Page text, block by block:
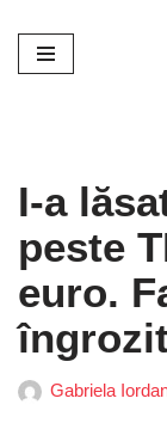
Sari
I-a
peste
euro.
Gabriela